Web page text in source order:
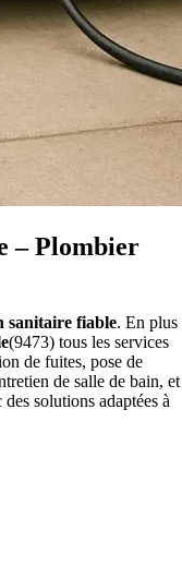
– Plombier
sanitaire fiable. En plus
(9473) tous les services
de fuites, pose de
de salle de bain, et
solutions adaptées à